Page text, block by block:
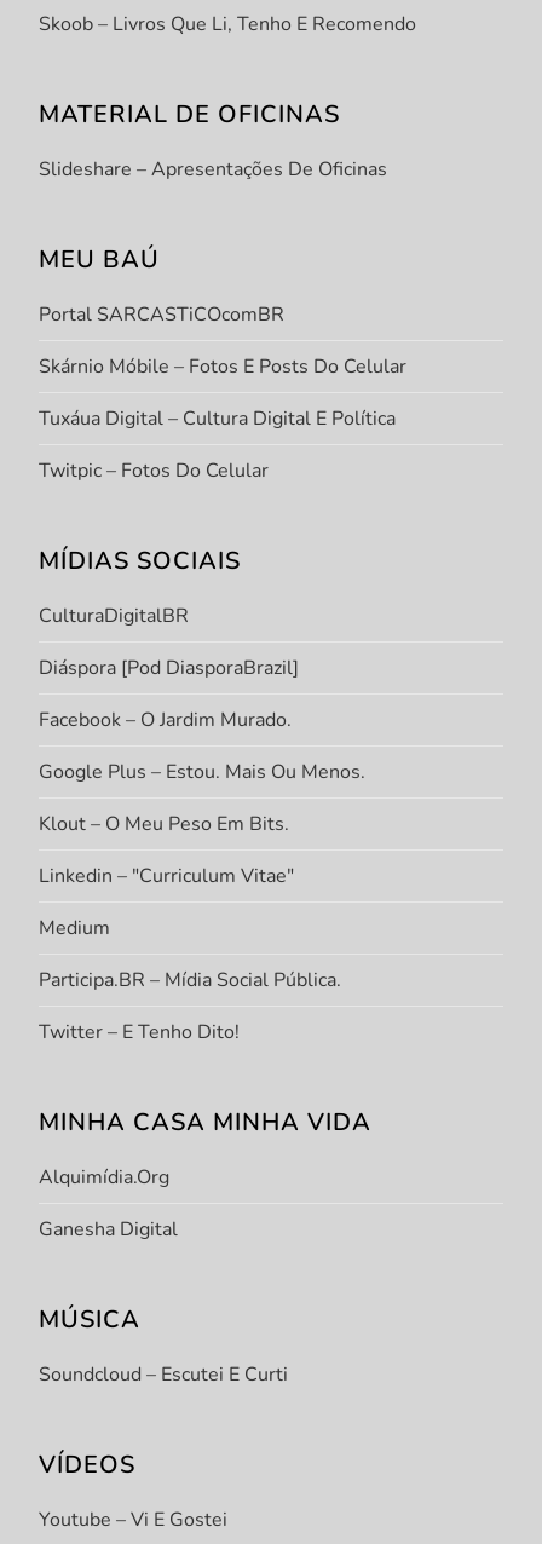
Skoob – Livros Que Li, Tenho E Recomendo
MATERIAL DE OFICINAS
Slideshare – Apresentações De Oficinas
MEU BAÚ
Portal SARCASTiCOcomBR
Skárnio Móbile – Fotos E Posts Do Celular
Tuxáua Digital – Cultura Digital E Política
Twitpic – Fotos Do Celular
MÍDIAS SOCIAIS
CulturaDigitalBR
Diáspora [Pod DiasporaBrazil]
Facebook – O Jardim Murado.
Google Plus – Estou. Mais Ou Menos.
Klout – O Meu Peso Em Bits.
Linkedin – "Curriculum Vitae"
Medium
Participa.BR – Mídia Social Pública.
Twitter – E Tenho Dito!
MINHA CASA MINHA VIDA
Alquimídia.org
Ganesha Digital
MÚSICA
Soundcloud – Escutei E Curti
VÍDEOS
Youtube – Vi E Gostei